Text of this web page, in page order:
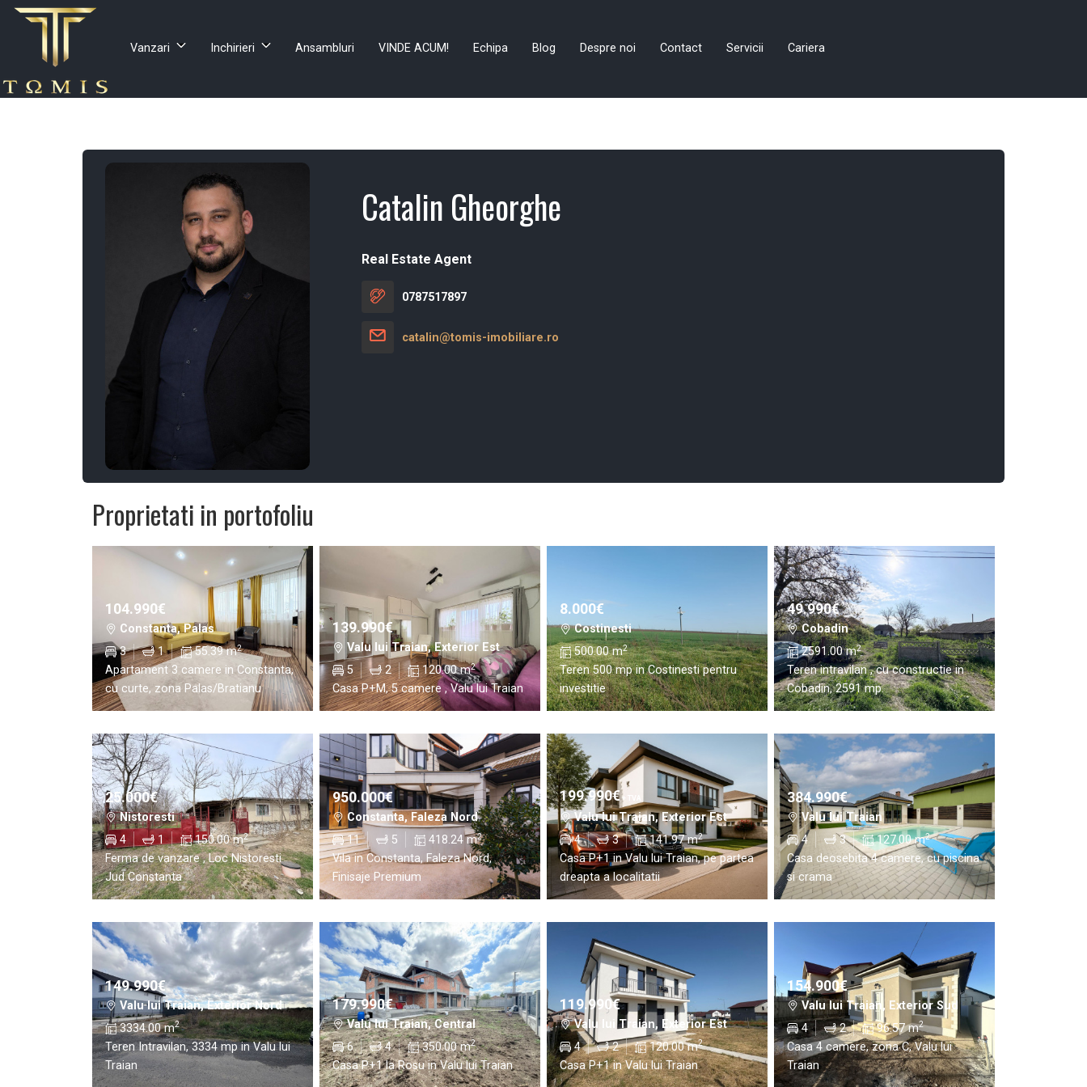
Vanzari Inchirieri Ansambluri VINDE ACUM! Echipa Blog Despre noi Contact Servicii Cariera
Catalin Gheorghe
Real Estate Agent
0787517897
catalin@tomis-imobiliare.ro
Proprietati in portofoliu
104.990€
Constanta, Palas
3
1 55.39 m2
Apartament 3 camere in Constanta,
cu curte, zona Palas/Bratianu
139.990€
Valu lui Traian, Exterior Est
5
2 120.00 m2
Casa P+M, 5 camere , Valu lui Traian
8.000€
Costinesti
500.00 m2
Teren 500 mp in Costinesti pentru
investitie
49.990€
Cobadin
2591.00 m2
Teren intravilan , cu constructie in
Cobadin, 2591 mp.
25.000€
Nistoresti
4
1 150.00 m2
Ferma de vanzare , Loc Nistoresti
Jud Constanta
950.000€
Constanta, Faleza Nord
11
5 418.24 m2
Vila in Constanta, Faleza Nord,
Finisaje Premium
199.990€ + TVA
Valu lui Traian, Exterior Est
4
3 141.97 m2
Casa P+1 in Valu lui Traian, pe partea
dreapta a localitatii
384.990€
Valu lui Traian
4
3 127.00 m2
Casa deosebita 4 camere, cu piscina
si crama
149.990€
Valu lui Traian, Exterior Nord
3334.00 m2
Teren Intravilan, 3334 mp in Valu lui
Traian
179.990€
Valu lui Traian, Central
6
4 350.00 m2
Casa P+1 la Rosu in Valu lui Traian
119.990€
Valu lui Traian, Exterior Est
4
2 120.00 m2
Casa P+1 in Valu lui Traian
154.900€
Valu lui Traian, Exterior Sud
4
2 96.57 m2
Casa 4 camere, zona C, Valu lui
Traian